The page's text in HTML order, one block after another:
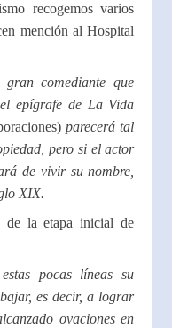
recogemos varios
mención al Hospital
comediante que
epígrafe de La Vida
parecerá tal
pero si el actor
de vivir su nombre,
XIX.
de la etapa inicial de
pocas líneas su
es decir, a lograr
ovaciones en